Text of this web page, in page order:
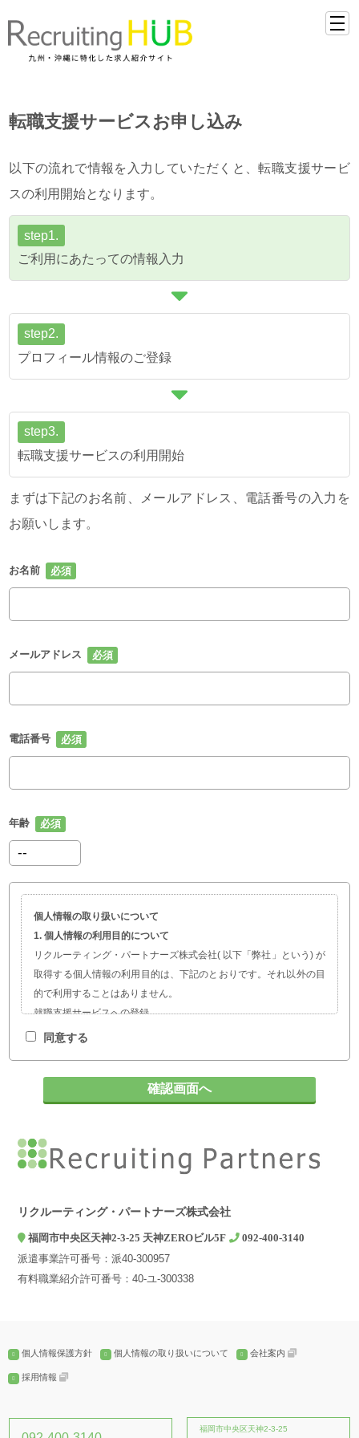
転職支援サービスお申し込み
以下の流れで情報を入力していただくと、転職支援サービ
スの利用開始となります。
step1.
ご利用にあたっての情報入力
step2.
プロフィール情報のご登録
step3.
転職支援サービスの利用開始
まずは下記のお名前、メールアドレス、電話番号の入力を
お願いします。
お名前
メールアドレス
電話番号
年齢
個人情報の取り扱いについて
1. 個人情報の利用目的について
リクルーティング・パートナーズ株式会社( 以下「弊社」という) が
取得する個人情報の利用目的は、下記のとおりです。それ以外の目
的で利用することはありません。
就職支援サービスへの登録
職業紹介、就職・転職に関する情報提供
お問い合わせやご相談への対応
びJISQ：15001などの法令等で認められている場合を除き、個人情
報を第三者に提供することはありません。
弊社は、利用目的の達成に必要な範囲内において個人情報の取扱い
て委託先を選定し、機密保持契約を締結します。委託先に対しては
個人情報の適切な取扱いを監督指導します。
4. 個人情報の開示等の請求について
報窓口」までお知らせください。
5. 個人情報提供の任意性とその結果について
報が提供されない場合、【個人情報の利用目的について】に記載し
同意する
リクルーティング・パートナーズ株式会社
福岡市中央区天神2-3-25 天神ZEROビル5F 092-400-3140
派遣事業許可番号：派40-300957
有料職業紹介許可番号：40-ユ-300338
個人情報保護方針 個人情報の取り扱いについて 会社案内
採用情報
福岡市中央区天神2-3-25